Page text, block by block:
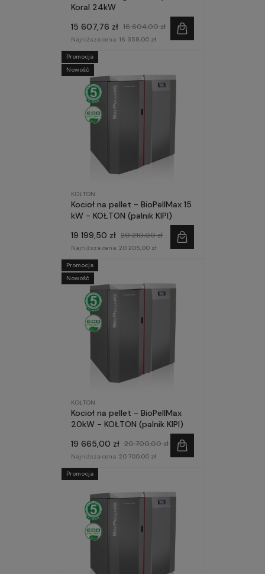
Koral 24kW
15 607,76 zł 16 604,00 zł
Najniższa cena: 16 358,00 zł
KOŁTON
Kocioł na pellet - BioPellMax 15
kW - KOŁTON (palnik KIPI)
19 199,50 zł 20 210,00 zł
Najniższa cena: 20 205,00 zł
Promocja
Nowość
KOŁTON
Kocioł na pellet - BioPellMax
20kW - KOŁTON (palnik KIPI)
19 665,00 zł 20 700,00 zł
Najniższa cena: 20 700,00 zł
Promocja
Nowość
Promocja